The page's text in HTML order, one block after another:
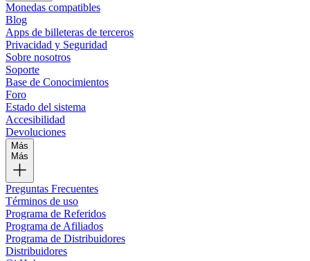
Monedas compatibles
Blog
Apps de billeteras de terceros
Privacidad y Seguridad
Sobre nosotros
Soporte
Base de Conocimientos
Foro
Estado del sistema
Accesibilidad
Devoluciones
Más
Más
Preguntas Frecuentes
Términos de uso
Programa de Referidos
Programa de Afiliados
Programa de Distribuidores
Distribuidores